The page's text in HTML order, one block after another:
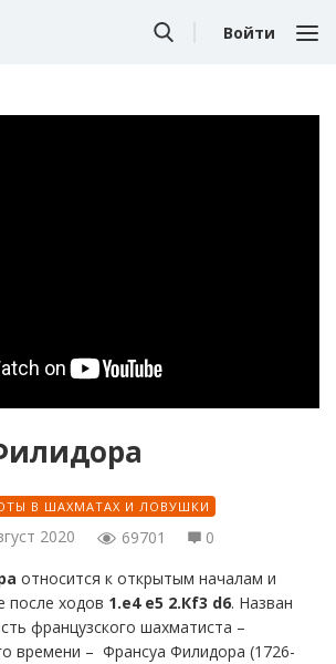
Войти
В ШАХМАТАХ И ЛОВУШКИ
2020 69701
0
относится к открытым началам и
после ходов 1.e4 e5 2.Кf3 d6. Назван
французского шахматиста –
времени – Франсуа Филидора (1726-